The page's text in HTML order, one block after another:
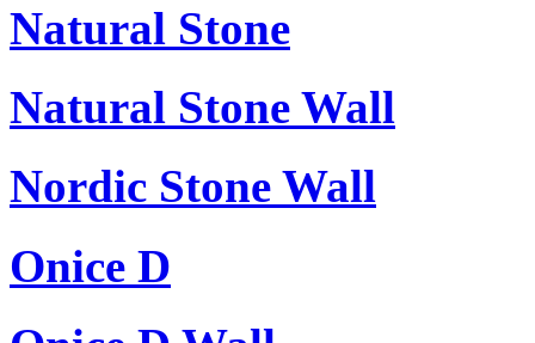
Natural Stone
Natural Stone Wall
Nordic Stone Wall
Onice D